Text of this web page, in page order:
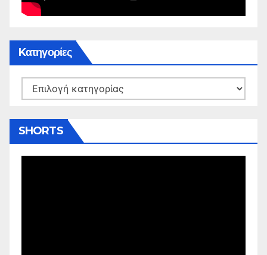
Kατηγορίες
Kατηγορίες
SHORTS